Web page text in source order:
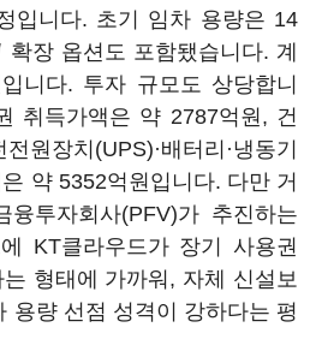
입니다. 초기 임차 용량은 14
장 옵션도 포함됐습니다. 계
니다. 투자 규모도 상당합니
취득가액은 약 2787억원, 건
원장치(UPS)·배터리·냉동기
약 5352억원입니다. 다만 거
융투자회사(PFV)가 추진하는
KT클라우드가 장기 사용권
형태에 가까워, 자체 신설보
용량 선점 성격이 강하다는 평